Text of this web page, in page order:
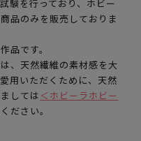
験を行っており、ホビー
品のみを販売しておりま
品です。
、天然繊維の素材感を大
用いただくために、天然
しては ＜ホビーラホビー
ださい。